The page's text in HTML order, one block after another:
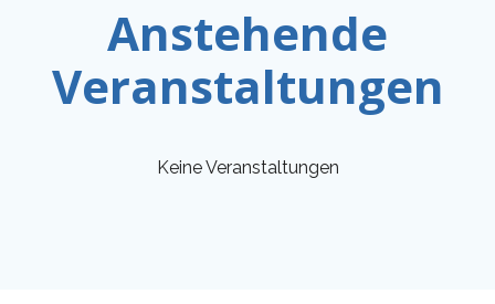
Anstehende
Veranstaltungen
Keine Veranstaltungen